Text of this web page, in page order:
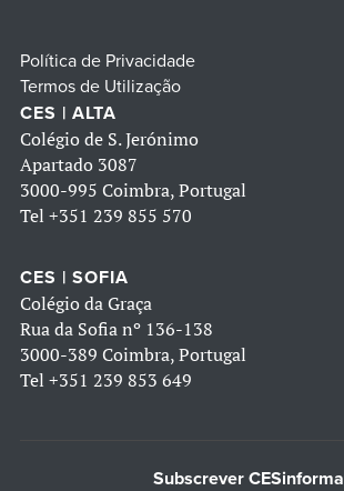
Política de Privacidade
Termos de Utilização
CES | ALTA
Colégio de S. Jerónimo
Apartado 3087
3000-995 Coimbra, Portugal
Tel +351 239 855 570
CES | SOFIA
Colégio da Graça
Rua da Sofia nº 136-138
3000-389 Coimbra, Portugal
Tel +351 239 853 649
Subscrever CESinforma